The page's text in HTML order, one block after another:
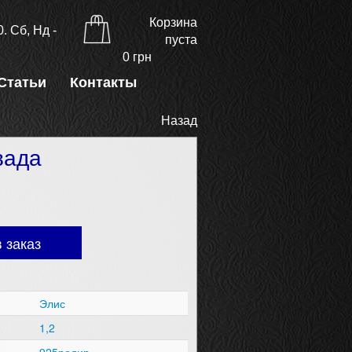
Сб, Нд -
Корзина
пуста
0 грн
Контакты
Назад
Элис
1,2